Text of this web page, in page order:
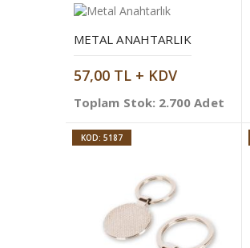
METAL ANAHTARLIK
57,00 TL + KDV
Toplam Stok: 2.700 Adet
KOD: 5187